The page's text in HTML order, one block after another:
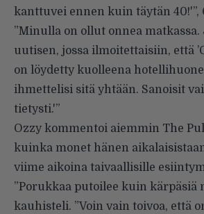
kanttuvei ennen kuin täytän 40!'”,
”Minulla on ollut onnea
uutisen, jossa ilmoitettaisiin, että
on löydetty kuolleena
ihmettelisi sitä yhtään. Sanoisit
tietysti.'”
Ozzy kommentoi aiemmin The
kuinka monet hänen
viime aikoina taivaallisille
”Porukkaa putoilee kuin kärpäsiä
kauhisteli. ”Voin vain toivoa, että